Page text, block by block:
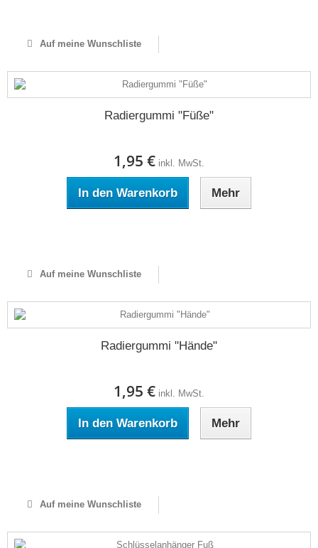
Auf meine Wunschliste
Radiergummi "Füße"
1,95 € inkl. MwSt.
In den Warenkorb Mehr
Auf meine Wunschliste
Radiergummi "Hände"
1,95 € inkl. MwSt.
In den Warenkorb Mehr
Auf meine Wunschliste